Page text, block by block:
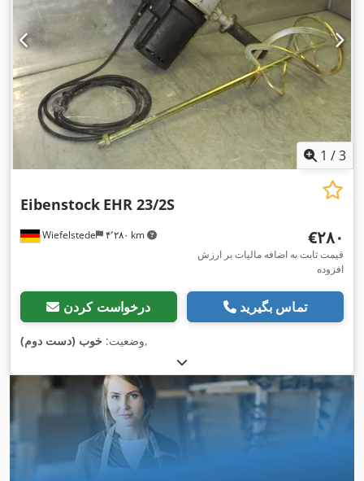
1 /3
Wiefelstede ۴٬۲۸۰ km
Eibenstock EHR 23/2S
‎€۲۸۰
قیمت ثابت به اضافه مالیات بر ارزش
افزوده
درخواست کردن تماس بگیرید
وضعیت: خوب (دست دوم) ,